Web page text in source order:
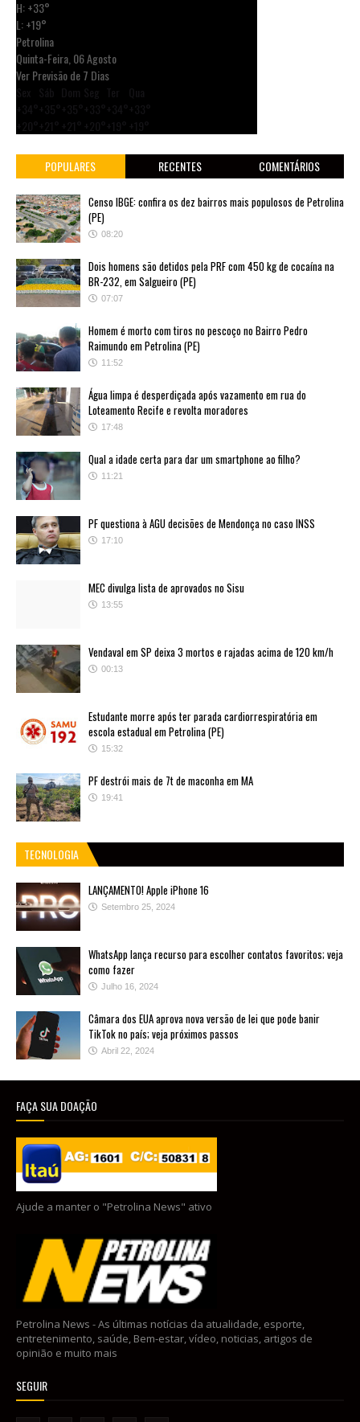
H:+33°
L:+19°
Petrolina
Quinta-Feira, 06 Agosto
Ver Previsão de 7 Dias
POPULARES RECENTES COMENTÁRIOS
Censo IBGE: confira os dez bairros mais populosos de Petrolina
(PE)
08:20
Dois homens são detidos pela PRF com 450 kg de cocaína na
BR-232, em Salgueiro (PE)
07:07
Homem é morto com tiros no pescoço no Bairro Pedro
Raimundo em Petrolina (PE)
11:52
Água limpa é desperdiçada após vazamento em rua do
Loteamento Recife e revolta moradores
17:48
Qual a idade certa para dar um smartphone ao filho?
11:21
PF questiona à AGU decisões de Mendonça no caso INSS
17:10
MEC divulga lista de aprovados no Sisu
13:55
Vendaval em SP deixa 3 mortos e rajadas acima de 120 km/h
00:13
Estudante morre após ter parada cardiorrespiratória em
escola estadual em Petrolina (PE)
15:32
PF destrói mais de 7t de maconha em MA
19:41
TECNOLOGIA
LANÇAMENTO! Apple iPhone 16
Setembro 25, 2024
WhatsApp lança recurso para escolher contatos favoritos; veja
como fazer
Julho 16, 2024
Câmara dos EUA aprova nova versão de lei que pode banir
TikTok no país; veja próximos passos
Abril 22, 2024
FAÇA SUA DOAÇÃO
Ajude a manter o "Petrolina News" ativo
Petrolina News - As últimas notícias da atualidade, esporte,
entretenimento, saúde, Bem-estar, vídeo, noticias, artigos de
opinião e muito mais
SEGUIR